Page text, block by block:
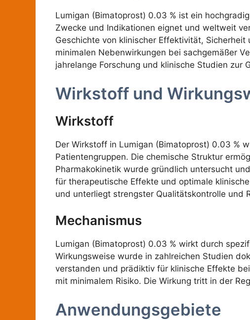
Lumigan (Bimatoprost) 0.03 % ist ein
Zwecke und Indikationen eignet und weltweit
Geschichte von klinischer Effektivität,
minimalen Nebenwirkungen bei sachgemäßer
jahrelange Forschung und klinische Studien zur
Wirkstoff und
Wirkstoff
Der Wirkstoff in Lumigan (Bimatoprost) 0.03 %
Patientengruppen. Die chemische Struktur
Pharmakokinetik wurde gründlich untersucht
für therapeutische Effekte und optimale
und unterliegt strengster Qualitätskontrolle und
Mechanismus
Lumigan (Bimatoprost) 0.03 % wirkt durch
Wirkungsweise wurde in zahlreichen Studien
verstanden und prädiktiv für klinische Effekte
mit minimalem Risiko. Die Wirkung tritt in der
Anwendungsgebiete